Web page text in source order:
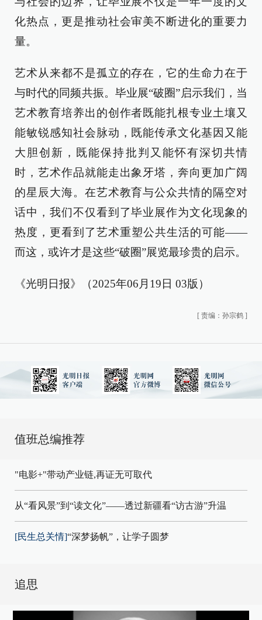
化热点，更是推动社会审美不断进化的重要力
量。
艺术从来都不是孤立的存在，它的生命力在于
与时代的同频共振。毕业展“破圈”启示我们，当
艺术教育培养出的创作者既能扎根专业土壤又
能敏锐感知社会脉动，既能传承文化基因又能
大胆创新，既能保持批判又能怀有深切共情
时，艺术作品就能走出象牙塔，奔向更加广阔
的星辰大海。在艺术教育与公众共情的隔空对
话中，我们不仅看到了毕业展作为文化现象的
热度，更看到了艺术重塑公共生活的可能——
而这，或许才是这些“破圈”展览最珍贵的启示。
《光明日报》（2025年06月19日 03版）
[ 责编：孙宗鹤 ]
值班总编推荐
"电影+"带动产业链,再证无可取代
从“看风景”到“读文化”——透过新疆看“访古游”升温
[民生总关情]“深梦扬帆”，让学子圆梦
追思